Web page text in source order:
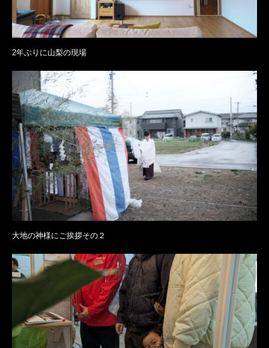
2年ぶりに山梨の現場
大地の神様にご挨拶その２